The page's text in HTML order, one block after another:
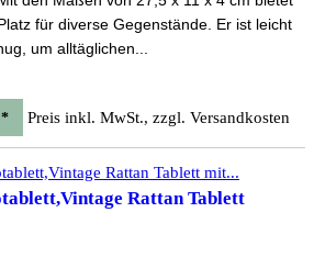
für diverse Gegenstände. Er ist leicht
um alltäglichen...
* Preis inkl. MwSt., zzgl. Versandkosten
Rattan Tablett